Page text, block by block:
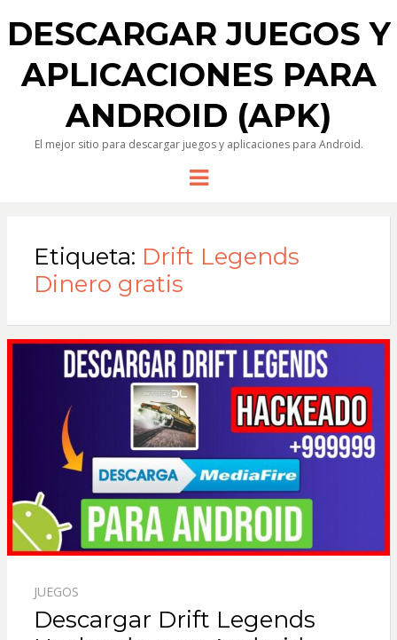
DESCARGAR JUEGOS Y
APLICACIONES PARA
ANDROID (APK)
El mejor sitio para descargar juegos y aplicaciones para Android.
Menu
Etiqueta: Drift Legends
Dinero gratis
JUEGOS
Descargar Drift Legends